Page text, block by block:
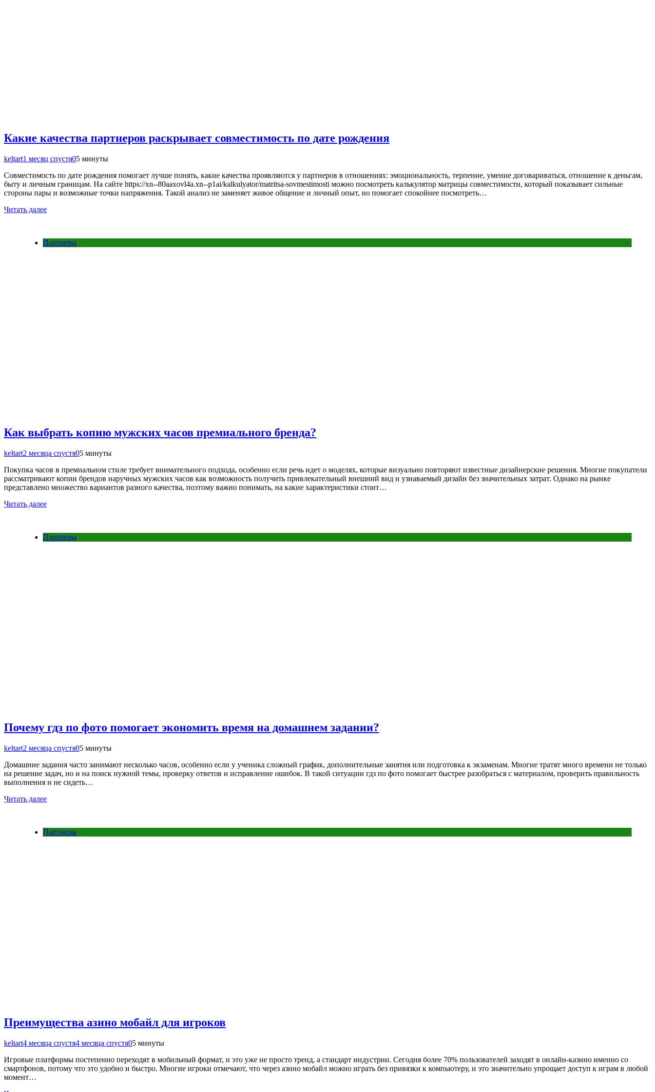
Какие качества партнеров раскрывает совместимость по дате рождения
keltart1 месяц спустя05 минуты
Совместимость по дате рождения помогает лучше понять, какие качества проявляются у партнеров в отношениях: эмоциональность, терпение, умение договариваться, отношение к деньгам,
быту и личным границам. На сайте https://xn--80aaxovl4a.xn--p1ai/kalkulyator/matritsa-sovmestimosti можно посмотреть калькулятор матрицы совместимости, который показывает сильные
стороны пары и возможные точки напряжения. Такой анализ не заменяет живое общение и личный опыт, но помогает спокойнее посмотреть…
Читать далее
Партнеры
Как выбрать копию мужских часов премиального бренда?
keltart2 месяца спустя05 минуты
Покупка часов в премиальном стиле требует внимательного подхода, особенно если речь идет о моделях, которые визуально повторяют известные дизайнерские решения. Многие покупатели
рассматривают копии брендов наручных мужских часов как возможность получить привлекательный внешний вид и узнаваемый дизайн без значительных затрат. Однако на рынке
представлено множество вариантов разного качества, поэтому важно понимать, на какие характеристики стоит…
Читать далее
Партнеры
Почему гдз по фото помогает экономить время на домашнем задании?
keltart2 месяца спустя05 минуты
Домашние задания часто занимают несколько часов, особенно если у ученика сложный график, дополнительные занятия или подготовка к экзаменам. Многие тратят много времени не только
на решение задач, но и на поиск нужной темы, проверку ответов и исправление ошибок. В такой ситуации гдз по фото помогает быстрее разобраться с материалом, проверить правильность
выполнения и не сидеть…
Читать далее
Партнеры
Преимущества азино мобайл для игроков
keltart4 месяца спустя4 месяца спустя05 минуты
Игровые платформы постепенно переходят в мобильный формат, и это уже не просто тренд, а стандарт индустрии. Сегодня более 70% пользователей заходят в онлайн-казино именно со
смартфонов, потому что это удобно и быстро. Многие игроки отмечают, что через азино мобайл можно играть без привязки к компьютеру, и это значительно упрощает доступ к играм в любой
момент…